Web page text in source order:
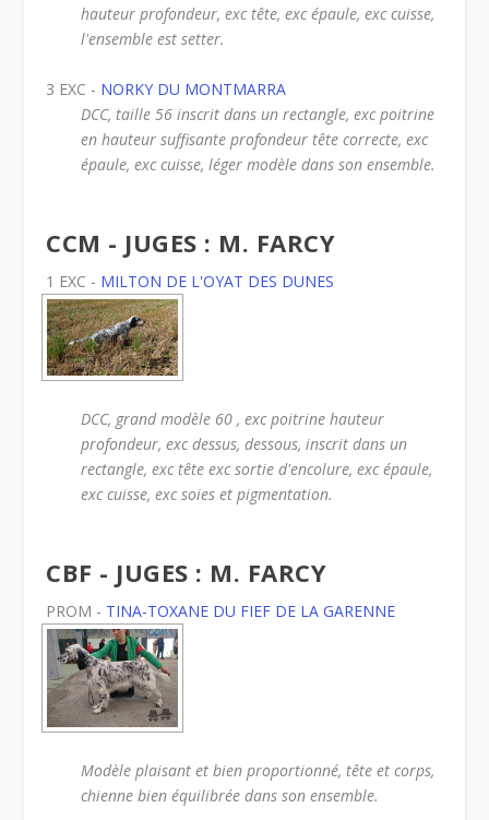
hauteur profondeur, exc tête, exc épaule, exc cuisse,
l'ensemble est setter.
3 EXC - NORKY DU MONTMARRA
DCC, taille 56 inscrit dans un rectangle, exc poitrine
en hauteur suffisante profondeur tête correcte, exc
épaule, exc cuisse, léger modèle dans son ensemble.
CCM - JUGES : M. FARCY
1 EXC - MILTON DE L'OYAT DES DUNES
DCC, grand modèle 60 , exc poitrine hauteur
profondeur, exc dessus, dessous, inscrit dans un
rectangle, exc tête exc sortie d'encolure, exc épaule,
exc cuisse, exc soies et pigmentation.
CBF - JUGES : M. FARCY
PROM - TINA-TOXANE DU FIEF DE LA GARENNE
Modèle plaisant et bien proportionné, tête et corps,
chienne bien équilibrée dans son ensemble.